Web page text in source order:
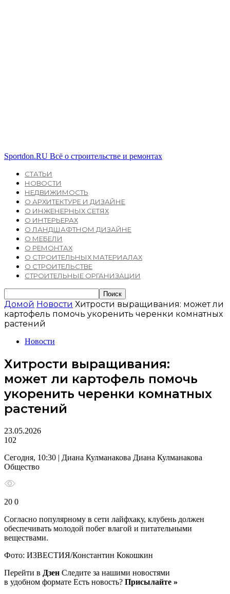
Sportdon.RU Всё о строительстве и ремонтах
СТАТЬИ
НОВОСТИ
НЕДВИЖИМОСТЬ
О АРХИТЕКТУРЕ И ДИЗАЙНЕ
О ИНЖЕНЕРНЫХ СЕТЯХ
О ИНТЕРЬЕРАХ
О ЛАНДШАФТНОМ ДИЗАЙНЕ
О МЕБЕЛИ
О РЕМОНТАХ
О СТРОИТЕЛЬНЫХ МАТЕРИАЛАХ
О СТРОИТЕЛЬСТВЕ
СТРОИТЕЛЬНЫЕ ОРГАНИЗАЦИИ
Домой Новости Хитрости выращивания: может ли
картофель помочь укоренить черенки комнатных
растений
Новости
Хитрости выращивания:
может ли картофель помочь
укоренить черенки комнатных
растений
23.05.2026
102
Сегодня, 10:30 | Диана Кулманакова Диана Кулманакова
Общество
20 0
Согласно популярному в сети лайфхаку, клубень должен
обеспечивать молодой побег влагой и питательными
веществами.
Фото: ИЗВЕСТИЯ/Константин Кокошкин
Перейти в Дзен Следите за нашими новостями
в удобном формате Есть новость? Присылайте »